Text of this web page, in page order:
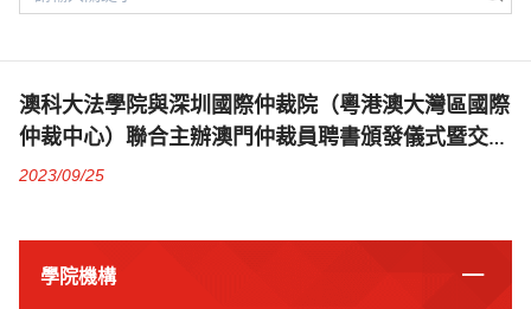
澳科大法學院與深圳國際仲裁院（粵港澳大灣區國際
仲裁中心）聯合主辦澳門仲裁員聘書頒發儀式暨交流
活動
2023/09/25
學院機構